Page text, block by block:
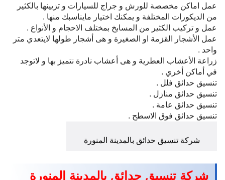
عمل اماكن مخصصة للورش و جراج للسيارات و تزيينها بالكثير
من الديكورات المختلفة و يمكنك اختيار مايناسبك منها .
عمل و تركيب الكثير من المسابخ بمختلف الاحجام و الأنواع .
عمل الأشجار القزمة او الصغيرة و هى أشجار طولها لايتعدي متر
واحد .
زراعة الأعشاب العطرية و هى أعشاب نادرة نتميز بها و لاتوجد
في أماكن أخري .
تنسيق حدائق فلل .
تنسيق حدائق منازل .
تنسيق حدائق عامة .
تنسيق حدائق فوق الاسطح .
شركة تنسيق حدائق بالمدينة المنورة
شركة تنسيق حدائق بالمدينة المنورة